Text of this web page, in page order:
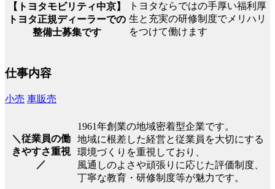
【トヨタモビリティ中京】
トヨタ正規ディーラーでの
整備士募集です
トヨタならではの手厚い福利厚
生と充実の研修制度でメリハリ
をつけて働けます
仕事内容
小売 車販売
＼従業員の働
きやすさ重視
／
1961年創業の地域密着型企業です。
地域に根差した経営と従業員を大切にする
環境づくりを重視しており、
風通しのよさや頑張りに応じた評価制度、
丁寧な教育・研修制度等が魅力です。